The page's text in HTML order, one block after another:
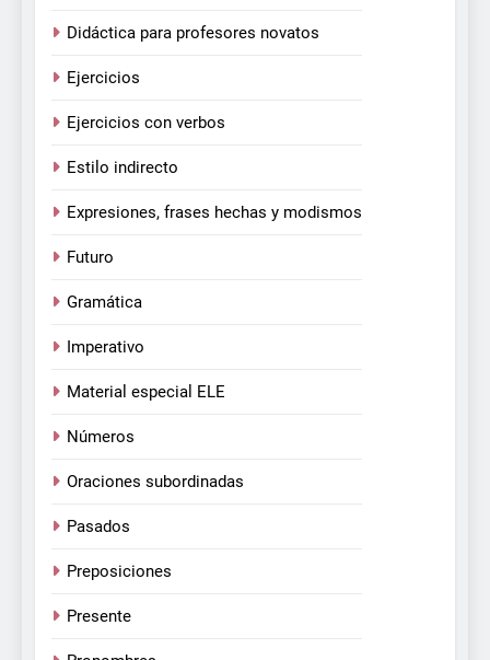
Didáctica para profesores novatos
Ejercicios
Ejercicios con verbos
Estilo indirecto
Expresiones, frases hechas y modismos
Futuro
Gramática
Imperativo
Material especial ELE
Números
Oraciones subordinadas
Pasados
Preposiciones
Presente